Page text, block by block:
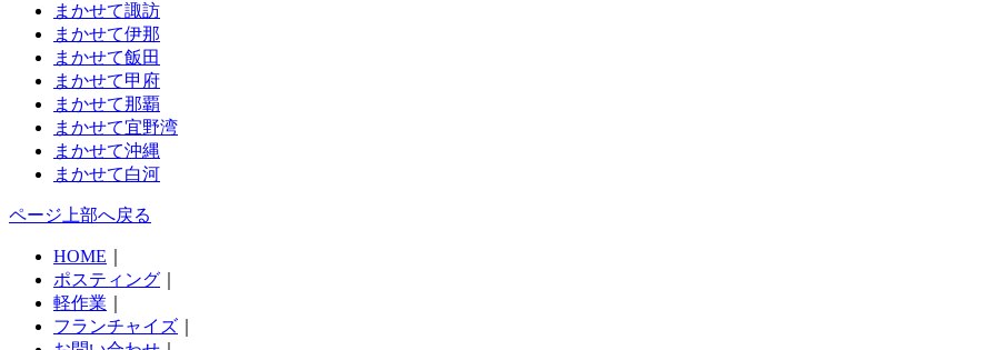
まかせて諏訪
まかせて伊那
まかせて飯田
まかせて甲府
まかせて那覇
まかせて宜野湾
まかせて沖縄
まかせて白河
ページ上部へ戻る
HOME
ポスティング
軽作業
フランチャイズ